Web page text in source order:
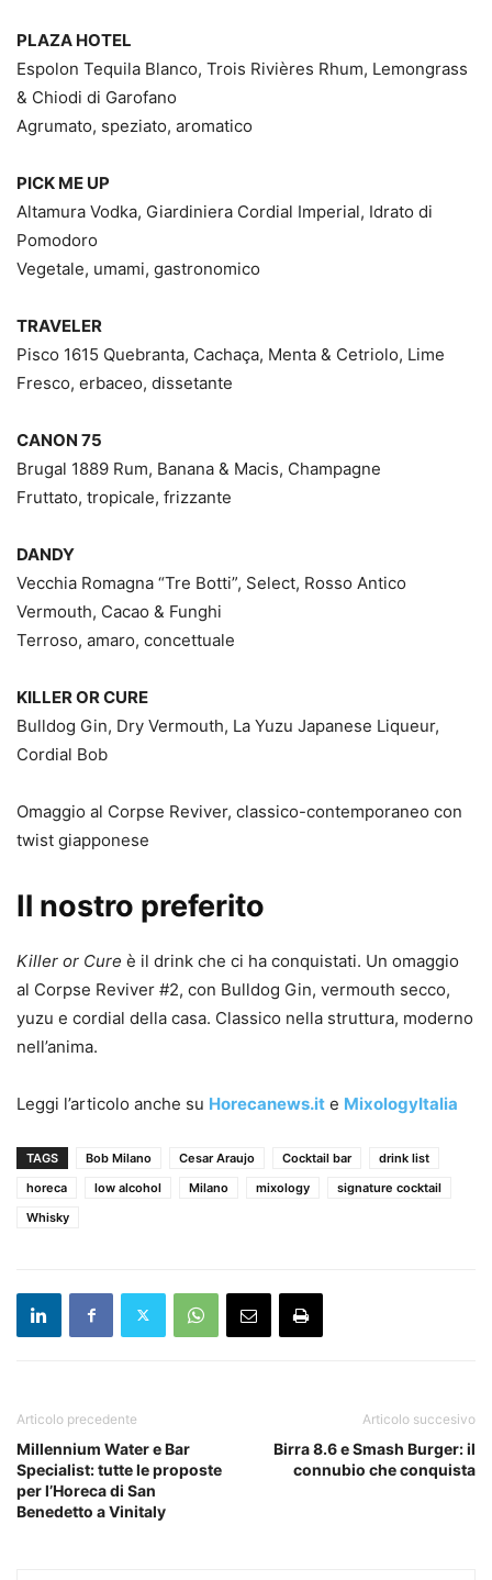
PLAZA HOTEL
Espolon Tequila Blanco, Trois Rivières Rhum, Lemongrass
& Chiodi di Garofano
Agrumato, speziato, aromatico
PICK ME UP
Altamura Vodka, Giardiniera Cordial Imperial, Idrato di
Pomodoro
Vegetale, umami, gastronomico
TRAVELER
Pisco 1615 Quebranta, Cachaça, Menta & Cetriolo, Lime
Fresco, erbaceo, dissetante
CANON 75
Brugal 1889 Rum, Banana & Macis, Champagne
Fruttato, tropicale, frizzante
DANDY
Vecchia Romagna “Tre Botti”, Select, Rosso Antico
Vermouth, Cacao & Funghi
Terroso, amaro, concettuale
KILLER OR CURE
Bulldog Gin, Dry Vermouth, La Yuzu Japanese Liqueur,
Cordial Bob
Omaggio al Corpse Reviver, classico-contemporaneo con
twist giapponese
Il nostro preferito
Killer or Cure è il drink che ci ha conquistati. Un omaggio
al Corpse Reviver #2, con Bulldog Gin, vermouth secco,
yuzu e cordial della casa. Classico nella struttura, moderno
nell’anima.
Leggi l’articolo anche su Horecanews.it e MixologyItalia
TAGS Bob Milano Cesar Araujo Cocktail bar
drink list
horeca
low alcohol Milano mixology
signature cocktail
Whisky
Articolo precedente
Millennium Water e Bar
Specialist: tutte le proposte
per l’Horeca di San
Benedetto a Vinitaly
Articolo succesivo
Birra 8.6 e Smash Burger: il
connubio che conquista